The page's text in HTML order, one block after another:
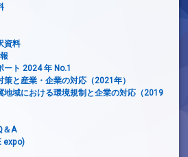
資料
ート 2024 年 No.1
策と産業・企業の対応（2021年）
地域における環境規制と企業の対応（2019
＆A
expo)